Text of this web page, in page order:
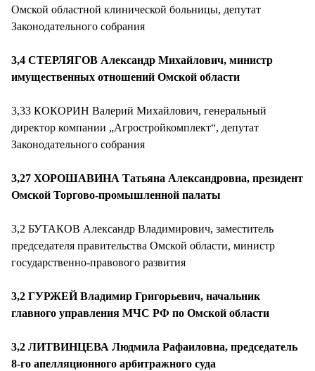
Омской областной клинической больницы, депутат
Законодательного собрания
3,4 СТЕРЛЯГОВ Александр Михайлович, министр
имущественных отношений Омской области
3,33 КОКОРИН Валерий Михайлович, генеральный
директор компании „Агростройкомплект“, депутат
Законодательного собрания
3,27 ХОРОШАВИНА Татьяна Александровна, президент
Омской Торгово-промышленной палаты
3,2 БУТАКОВ Александр Владимирович, заместитель
председателя правительства Омской области, министр
государственно-правового развития
3,2 ГУРЖЕЙ Владимир Григорьевич, начальник
главного управления МЧС РФ по Омской области
3,2 ЛИТВИНЦЕВА Людмила Рафаиловна, председатель
8-го апелляционного арбитражного суда